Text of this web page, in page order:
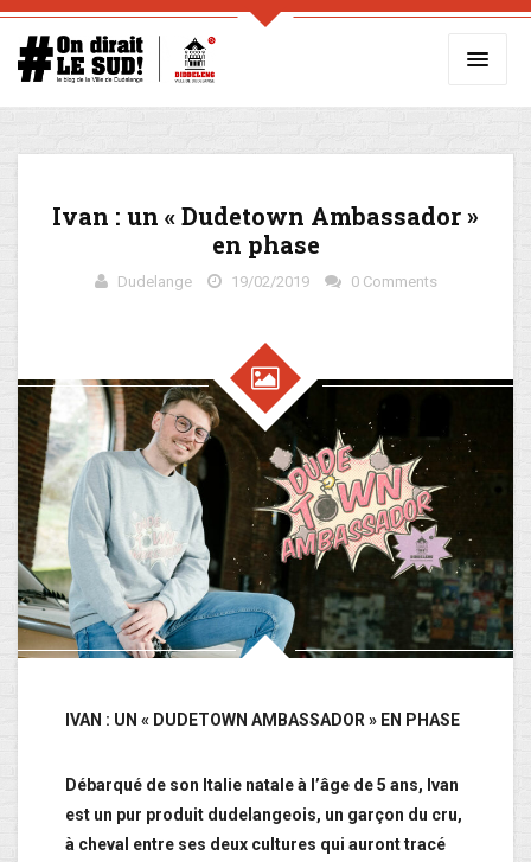
Ivan : un « Dudetown Ambassador »
en phase
Dudelange 19/02/2019 0 Comments
IVAN : UN « DUDETOWN AMBASSADOR » EN PHASE
Débarqué de son Italie natale à l’âge de 5 ans, Ivan
est un pur produit dudelangeois, un garçon du cru,
à cheval entre ses deux cultures qui auront tracé